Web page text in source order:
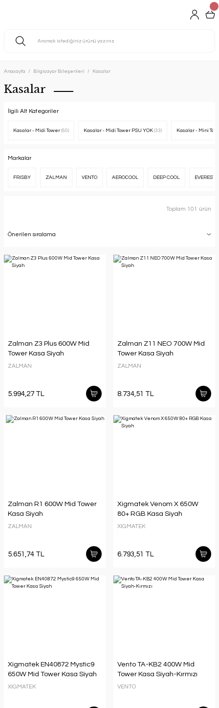
Anasayfa Bilgisayar Bileşenleri Kasalar
Kasalar
İlgili Alt Kategoriler
Kasalar - Midi Tower (50) Kasalar - Midi Tower PSU YOK (33) Kasalar - Mini
Markalar
FRISBY ZALMAN VENTO AEROCOOL DEEP COOL EVEREST
Toplam 101 ürün
Zalman Z3 Plus 600W Mid
Tower Kasa Siyah
ZALMAN
5.994,27 TL
Zalman Z11 NEO 700W Mid
Tower Kasa Siyah
ZALMAN
8.734,51 TL
Zalman R1 600W Mid Tower
Kasa Siyah
ZALMAN
5.651,74 TL
Xigmatek Venom X 650W
80+ RGB Kasa Siyah
XIGMATEK
6.793,51 TL
Xigmatek EN40872 Mystic9
650W Mid Tower Kasa Siyah
XIGMATEK
Vento TA-KB2 400W Mid
Tower Kasa Siyah-Kırmızı
VENTO